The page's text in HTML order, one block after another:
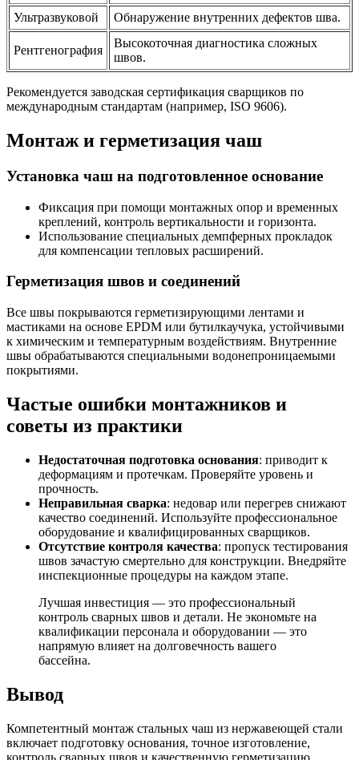
Ультразвуковой
Обнаружение внутренних дефектов шва.
Рентгенография
Высокоточная диагностика сложных
швов.
Рекомендуется заводская сертификация сварщиков по
международным стандартам (например, ISO 9606).
Монтаж и герметизация чаш
Установка чаш на подготовленное основание
Фиксация при помощи монтажных опор и временных
креплений, контроль вертикальности и горизонта.
Использование специальных демпферных прокладок
для компенсации тепловых расширений.
Герметизация швов и соединений
Все швы покрываются герметизирующими лентами и
мастиками на основе EPDM или бутилкаучука, устойчивыми
к химическим и температурным воздействиям. Внутренние
швы обрабатываются специальными водонепроницаемыми
покрытиями.
Частые ошибки монтажников и
советы из практики
Недостаточная подготовка основания: приводит к
деформациям и протечкам. Проверяйте уровень и
прочность.
Неправильная сварка: недовар или перегрев снижают
качество соединений. Используйте профессиональное
оборудование и квалифицированных сварщиков.
Отсутствие контроля качества: пропуск тестирования
швов зачастую смертельно для конструкции. Внедряйте
инспекционные процедуры на каждом этапе.
Лучшая инвестиция — это профессиональный
контроль сварных швов и детали. Не экономьте на
квалификации персонала и оборудовании — это
напрямую влияет на долговечность вашего
бассейна.
Вывод
Компетентный монтаж стальных чаш из нержавеющей стали
включает подготовку основания, точное изготовление,
контроль сварных швов и качественную герметизацию.